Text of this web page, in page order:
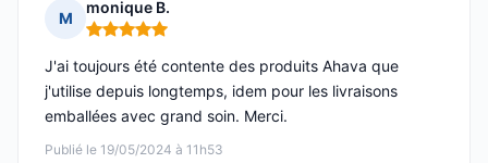
M
monique B.
Note : 5 sur 5
Publié le 19/05/2024 à 11h53
J'ai toujours été contente des produits Ahava que
j'utilise depuis longtemps, idem pour les livraisons
emballées avec grand soin. Merci.